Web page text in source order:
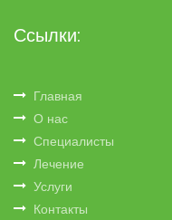
Ссылки:
Главная
О нас
Специалисты
Лечение
Услуги
Контакты